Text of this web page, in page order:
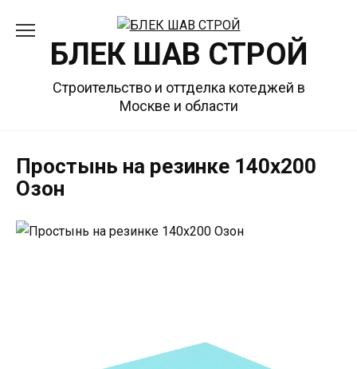
содержаниюБЛЕК ШАВ СТРОЙ
Строительство и оттделка котеджей в
Москве и области
Простынь на резинке 140х200
Озон